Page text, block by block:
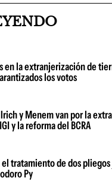
en la extranjerización de
los votos
y Menem van por la
y la reforma del BCRA
el tratamiento de dos
Py